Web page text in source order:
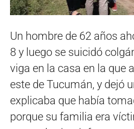
Un hombre de 62 años
8 y luego se suicidó
viga en la casa en la que
este de Tucumán, y dejó
explicaba que había
porque su familia era